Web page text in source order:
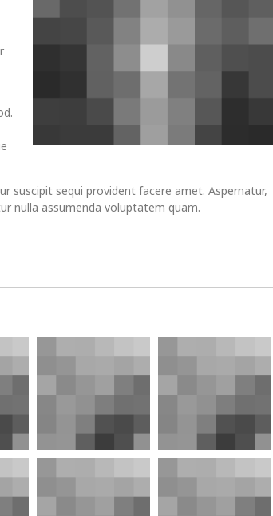
suscipit sequi provident facere amet. Aspernatur,
nulla assumenda voluptatem quam.